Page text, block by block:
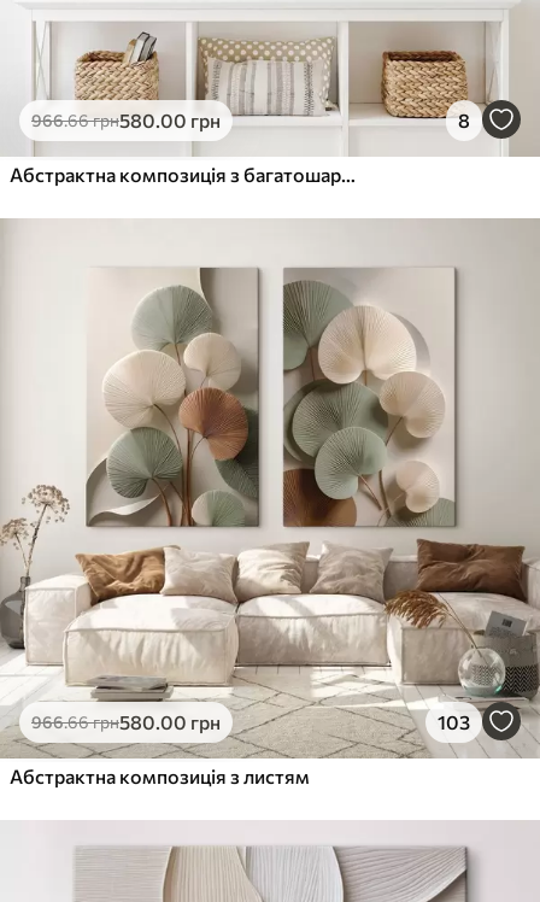
966.66грн580.00 грн 8
Абстрактна композиція з багатошарових форм, схожих на пелюстки, з витонченими, плавними лініями
966.66грн580.00 грн 103
Абстрактна композиція з листям